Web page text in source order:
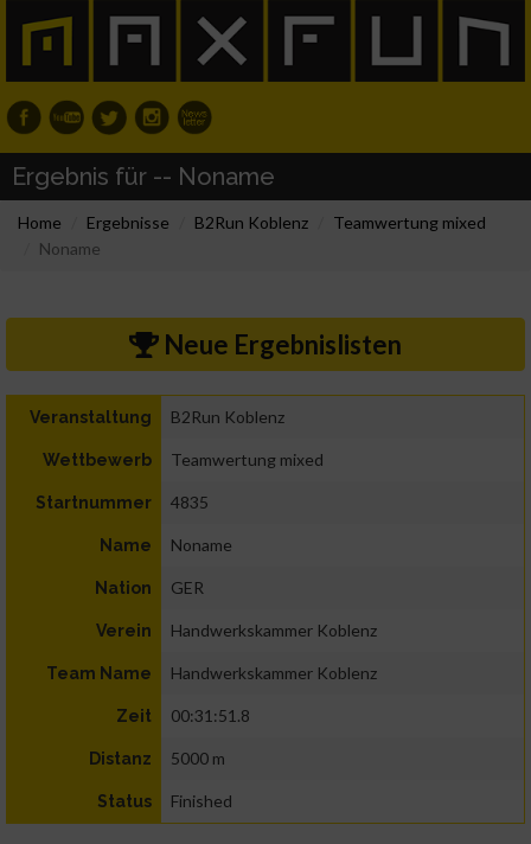
Ergebnis für -- Noname
Home Ergebnisse B2Run Koblenz
Teamwertung mixed
Noname
Neue Ergebnislisten
Veranstaltung B2Run Koblenz
Wettbewerb Teamwertung mixed
Startnummer 4835
Name Noname
Nation GER
Verein Handwerkskammer Koblenz
Team Name Handwerkskammer Koblenz
Zeit 00:31:51.8
Distanz 5000 m
Status Finished